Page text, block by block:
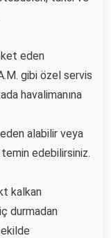
eden
gibi özel servis
havalimanına
alabilir veya
edebilirsiniz.
kalkan
durmadan